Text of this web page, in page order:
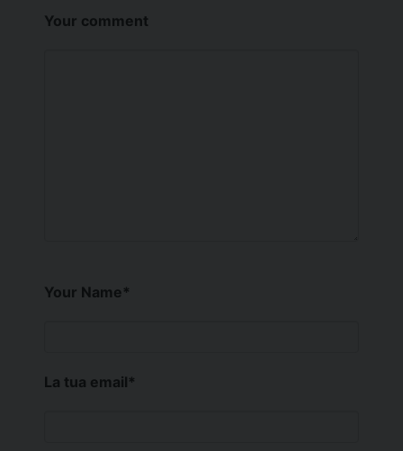
Your comment
Your Name*
La tua email*